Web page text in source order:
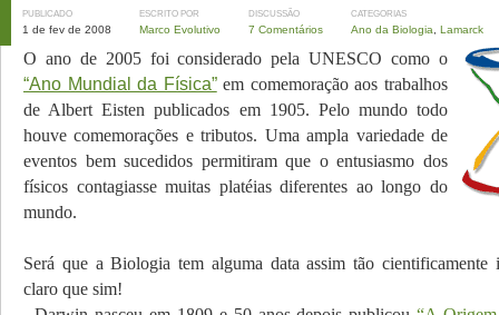
PUBLICADO
1 de fev de 2008
ESCRITO POR
Marco Evolutivo
DISCUSSÃO
7 Comentários
CATEGORIAS
Ano da Biologia Lamarck
O ano de 2005 foi considerado pela UNESCO como o
“Ano Mundial da Física”em comemoração aos trabalhos
de Albert Eisten publicados em 1905. Pelo mundo todo
houve comemorações e tributos. Uma ampla variedade de
eventos bem sucedidos permitiram que o entusiasmo dos
físicos contagiasse muitas platéias diferentes ao longo do
mundo.
Será que a Biologia tem alguma data assim tão cientificamente
claro que sim!